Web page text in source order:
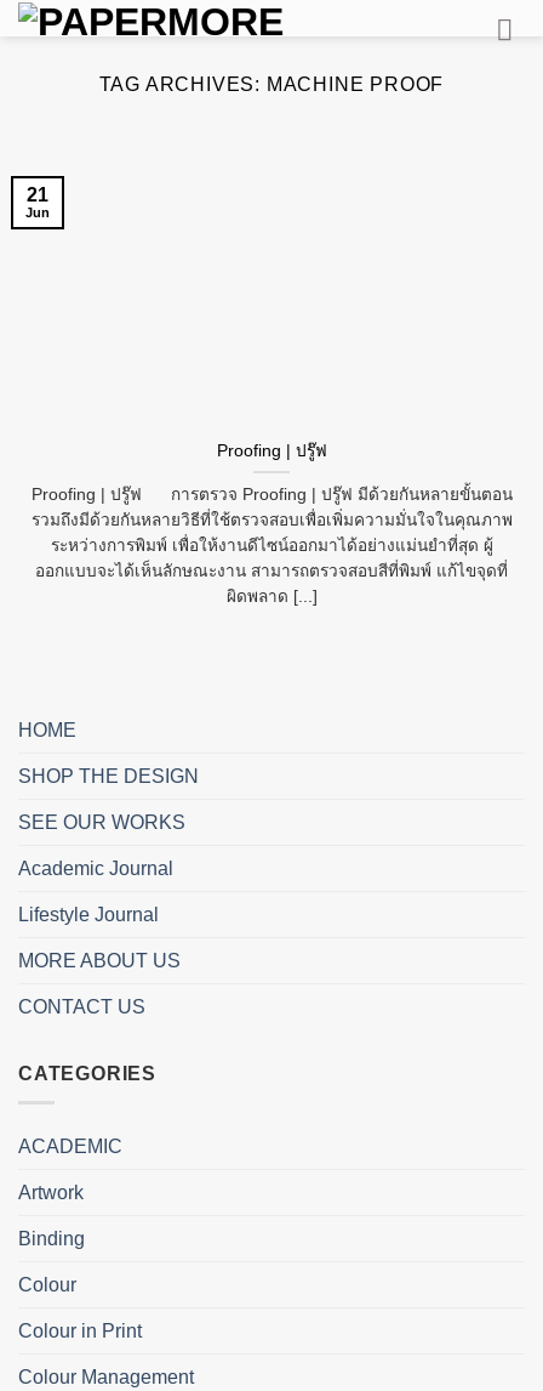
Skip
TAG ARCHIVES: MACHINE PROOF
Proofing | ปรู๊ฟ
Proofing | ปรู๊ฟ การตรวจ Proofing | ปรู๊ฟ มีด้วยกันหลายขั้นตอน
รวมถึงมีด้วยกันหลายวิธีที่ใช้ตรวจสอบเพื่อเพิ่มความมั่นใจในคุณภาพ
ระหว่างการพิมพ์ เพื่อให้งานดีไซน์ออกมาได้อย่างแม่นยำที่สุด ผู้
ออกแบบจะได้เห็นลักษณะงาน สามารถตรวจสอบสีที่พิมพ์ แก้ไขจุดที่
ผิดพลาด [...]
21
Jun
HOME
SHOP THE DESIGN
SEE OUR WORKS
Academic Journal
Lifestyle Journal
MORE ABOUT US
CONTACT US
CATEGORIES
ACADEMIC
Artwork
Binding
Colour
Colour in Print
Colour Management